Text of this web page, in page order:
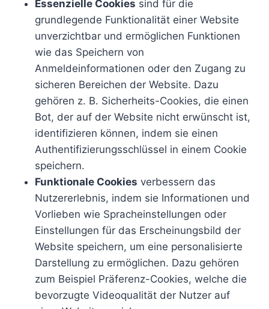
Essenzielle Cookies sind für die
grundlegende Funktionalität einer Website
unverzichtbar und ermöglichen Funktionen
wie das Speichern von
Anmeldeinformationen oder den Zugang zu
sicheren Bereichen der Website. Dazu
gehören z. B. Sicherheits-Cookies, die einen
Bot, der auf der Website nicht erwünscht ist,
identifizieren können, indem sie einen
Authentifizierungsschlüssel in einem Cookie
speichern.
Funktionale Cookies verbessern das
Nutzererlebnis, indem sie Informationen und
Vorlieben wie Spracheinstellungen oder
Einstellungen für das Erscheinungsbild der
Website speichern, um eine personalisierte
Darstellung zu ermöglichen. Dazu gehören
zum Beispiel Präferenz-Cookies, welche die
bevorzugte Videoqualität der Nutzer auf